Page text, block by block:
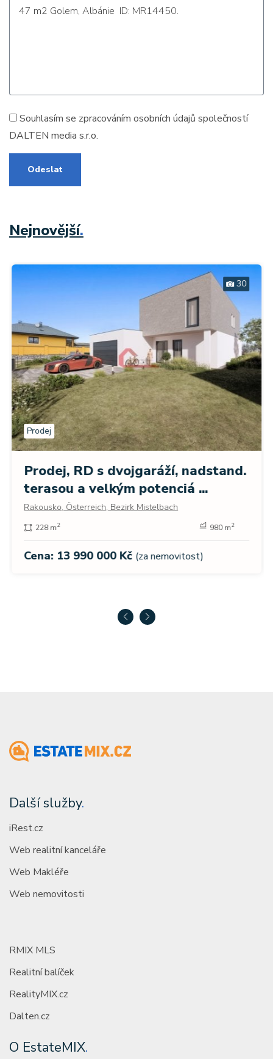
Souhlasím se zpracováním osobních údajů společností
DALTEN media s.r.o.
Odeslat
Nejnovější.
30
Prodej
Prodej, RD s dvojgaráží, nadstand.
terasou a velkým potenciá ...
Rakousko, Österreich, Bezirk Mistelbach
228 m2 980 m2
Cena: 13 990 000 Kč (za nemovitost)
Další služby.
iRest.cz
Web realitní kanceláře
Web Makléře
Web nemovitosti
RMIX MLS
Realitní balíček
RealityMIX.cz
Dalten.cz
O EstateMIX.